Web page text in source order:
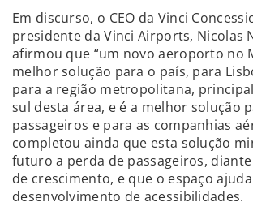
Em discurso, o CEO da Vinci
presidente da Vinci Airports, Nicolas
afirmou que “um novo aeroporto no
melhor solução para o país, para
para a região metropolitana,
sul desta área, e é a melhor solução
passageiros e para as companhias
completou ainda que esta solução
futuro a perda de passageiros,
de crescimento, e que o espaço
desenvolvimento de acessibilidades.